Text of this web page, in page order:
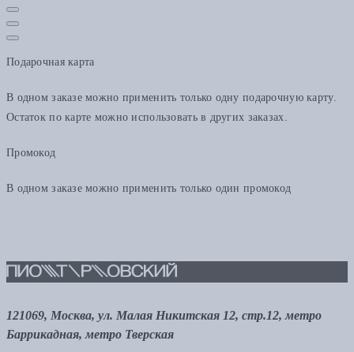
Подарочная карта
В одном заказе можно применить только одну подарочную карту.
Остаток по карте можно использовать в других заказах.
Промокод
В одном заказе можно применить только один промокод
121069, Москва, ул. Малая Никитская 12, стр.12, метро
Баррикадная, метро Тверская